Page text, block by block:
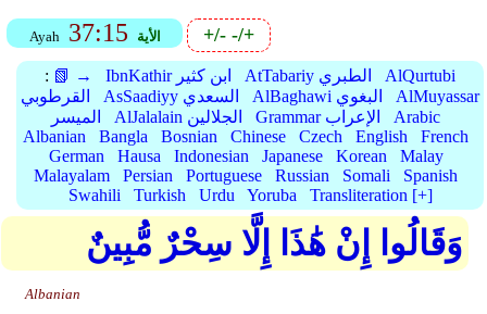
Ayah 37:15 الأية +/--/+
: 📗 → IbnKathir ابن كثير AtTabariy الطبري
AlQurtubi
القرطوبي
AsSaadiyy السعدي AlBaghawi البغوي
AlMuyassar
الميسر
AlJalalain الجلالين Grammar الإعراب
Arabic
Albanian
Bangla Bosnian Chinese Czech English
French
German
Hausa Indonesian Japanese Korean
Malay
Malayalam
Persian Portuguese Russian Somali
Spanish
Swahili
Turkish Urdu Yoruba Transliteration [+]
وَقَالُوا إِنْ هَٰذَا إِلَّا سِحْرٌ مُّبِينٌ
Albanian